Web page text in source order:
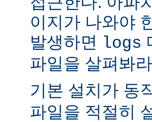
이지가 나와야
발생하면 logs
파일을 살펴봐
기본 설치가 동
파일을 적절히